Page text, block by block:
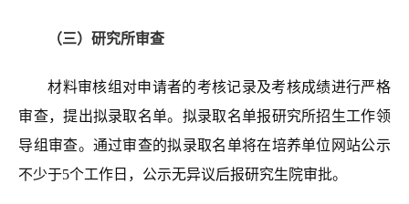
（三）研究所审查
材料审核组对申请者的考核记录及考核成绩进行严格
审查，提出拟录取名单。拟录取名单报研究所招生工作领
导组审查。通过审查的拟录取名单将在培养单位网站公示
不少于5个工作日，公示无异议后报研究生院审批。